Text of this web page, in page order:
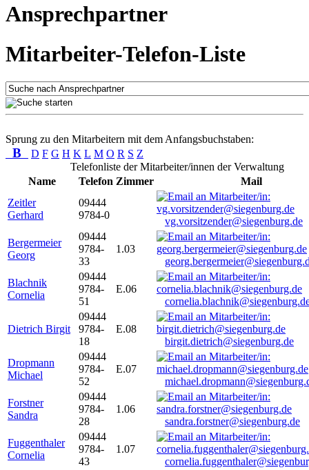
Ansprechpartner
Mitarbeiter-Telefon-Liste
Sprung zu den Mitarbeitern mit dem Anfangsbuchstaben:
B D F G H K L M O R S Z
Telefonliste der Mitarbeiter/innen der Verwaltung
Name
Telefon Zimmer
Mail
Zeitler
Gerhard
09444
9784-0
vg.vorsitzender@siegenburg.de
Bergermeier
Georg
09444
9784-
33
1.03
Blachnik
Cornelia
09444
9784-
51
E.06
Dietrich Birgit
09444
9784-
18
E.08
birgit.dietrich@siegenburg.de
Dropmann
Michael
09444
9784-
52
E.07
Forstner
Sandra
09444
9784-
28
1.06
sandra.forstner@siegenburg.de
Fuggenthaler
Cornelia
09444
9784-
43
1.07